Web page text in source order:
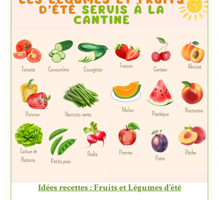
Idées recettes : Fruits et Légumes d’été